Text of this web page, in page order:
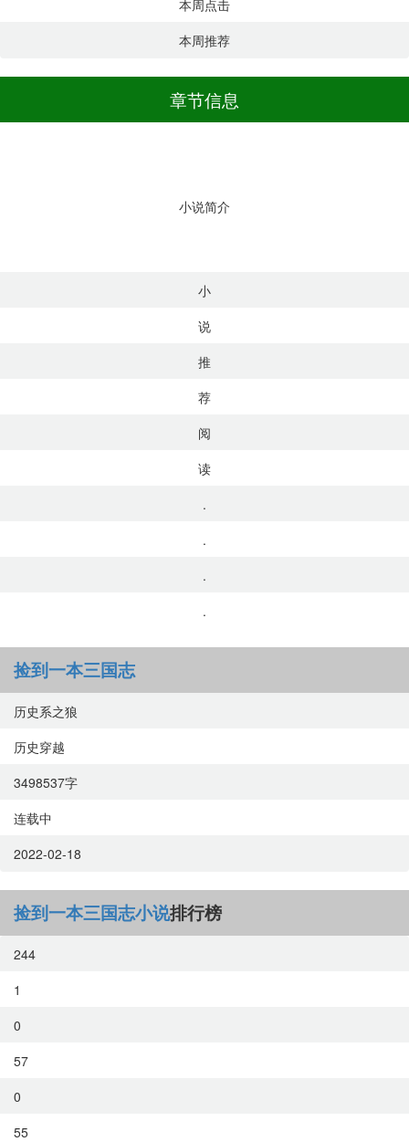
本周点击
本周推荐
章节信息
小说简介
小
说
推
荐
阅
读
.
.
.
.
捡到一本三国志
历史系之狼
历史穿越
3498537字
连载中
2022-02-18
捡到一本三国志小说排行榜
244
1
0
57
0
55